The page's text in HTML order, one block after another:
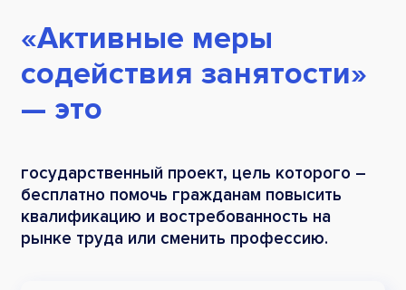
«Активные меры
содействия занятости»
— это
государственный проект, цель которого –
бесплатно помочь гражданам повысить
квалификацию и востребованность на
рынке труда или сменить профессию.